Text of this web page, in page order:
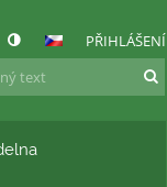
PŘIHLÁŠENÍ